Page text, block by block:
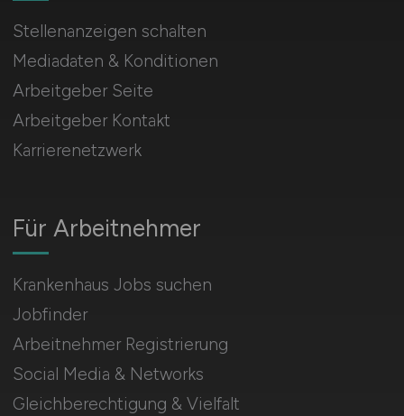
Für Arbeitnehmer
Krankenhaus Jobs suchen
Jobfinder
Arbeitnehmer Registrierung
Social Media & Networks
Gleichberechtigung & Vielfalt
Stellenanzeigen schalten
Mediadaten & Konditionen
Arbeitgeber Seite
Arbeitgeber Kontakt
Karrierenetzwerk